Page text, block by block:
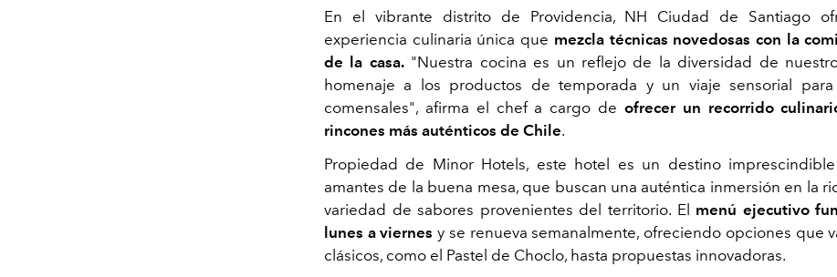
En el vibrante distrito de Providencia, NH Ciudad de Santiago
experiencia culinaria única que mezcla técnicas novedosas con la
de la casa."Nuestra cocina es un reflejo de la diversidad de
homenaje a los productos de temporada y un viaje sensorial para
comensales", afirma el chef a cargo de ofrecer un recorrido
rincones más auténticos de Chile.
Propiedad de Minor Hotels, este hotel es un destino
amantes de la buena mesa, que buscan una auténtica inmersión en la
variedad de sabores provenientes del territorio. El menú ejecutivo
lunes a viernes y se renueva semanalmente, ofreciendo opciones que
clásicos, como el Pastel de Choclo, hasta propuestas innovadoras.